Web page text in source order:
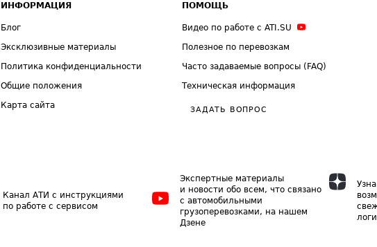
ИНФОРМАЦИЯ
Блог
Эксклюзивные материалы
Политика конфиденциальности
Общие положения
Карта сайта
ПОМОЩЬ
Видео по работе с ATI.SU
Полезное по перевозкам
Часто задаваемые вопросы (FAQ)
Техническая информация
ЗАДАТЬ ВОПРОС
Канал АТИ с инструкциями
по работе с сервисом
Экспертные материалы
и новости обо всем, что связано
с автомобильными
грузоперевозками, на нашем
Дзене